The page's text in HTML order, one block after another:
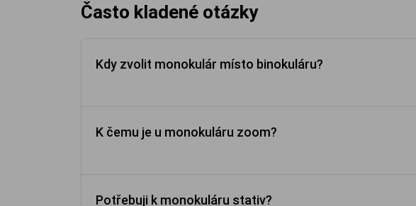
Často kladené otázky
Kdy zvolit monokulár místo binokuláru?
K čemu je u monokuláru zoom?
Potřebuji k monokuláru stativ?